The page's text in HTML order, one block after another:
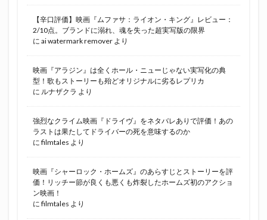
【辛口評価】映画『ムファサ：ライオン・キング』レビュー：
2/10点。ブランドに溺れ、魂を失った超実写版の限界
に ai watermark remover より
映画『アラジン』は全くホール・ニューじゃない実写化の典
型！歌もストーリーも殆どオリジナルに劣るレプリカ
に ルナザクラ より
強烈なクライム映画『ドライヴ』をネタバレありで評価！あの
ラストは果たしてドライバーの死を意味するのか
に filmtales より
映画『シャーロック・ホームズ』のあらすじとストーリーを評
価！リッチー節が良くも悪くも炸裂したホームズ初のアクショ
ン映画！
に filmtales より